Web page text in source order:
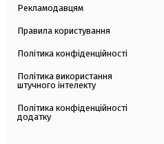
Рекламодавцям
Правила користування
Політика конфіденційності
Політика використання
штучного інтелекту
Політика конфіденційності
додатку